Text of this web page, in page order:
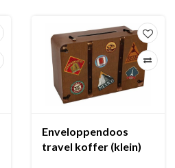
Enveloppendoos
travel koffer (klein)